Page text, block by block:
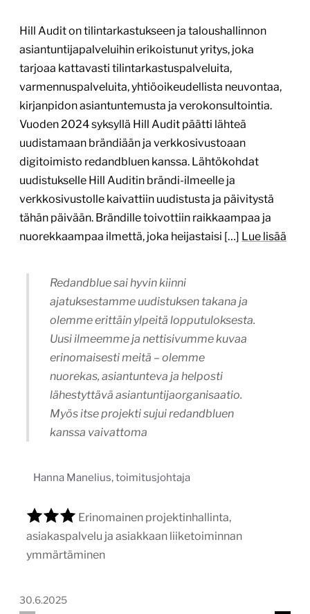
uudistukselle Hill Auditin brändi-ilmeelle ja
verkkosivustolle kaivattiin uudistusta ja päivitystä
tähän päivään. Brändille toivottiin raikkaampaa ja
nuorekkaampaa ilmettä, joka heijastaisi […]Lue lisää
Redandblue sai hyvin kiinni
ajatuksestamme uudistuksen takana ja
olemme erittäin ylpeitä lopputuloksesta.
Uusi ilmeemme ja nettisivumme kuvaa
erinomaisesti meitä – olemme
nuorekas, asiantunteva ja helposti
lähestyttävä asiantuntijaorganisaatio.
kanssa vaivattoma
Hanna Manelius, toimitusjohtaja
Erinomainen projektinhallinta,
asiakaspalvelu ja asiakkaan liiketoiminnan
ymmärtäminen
1/3
Pharmian uusi verkkosivusto